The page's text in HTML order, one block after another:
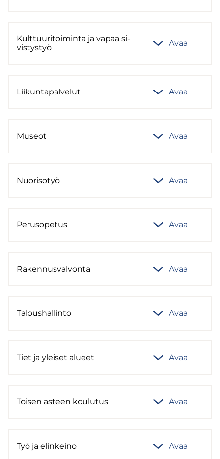
Kult­tuu­ri­toi­min­ta ja vapaa si­
vis­tys­työ
Avaa
Lii­kun­ta­pal­ve­lut Avaa
Museot Avaa
Nuo­ri­so­työ Avaa
Pe­rus­o­pe­tus Avaa
Ra­ken­nus­val­von­ta Avaa
Ta­lous­hal­lin­to Avaa
Tiet ja ylei­set alu­eet Avaa
Toi­sen as­teen kou­lu­tus Avaa
Työ ja elin­kei­no Avaa